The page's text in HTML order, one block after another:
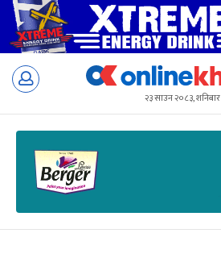
Skip
२३ साउन २०८३, शनिबार